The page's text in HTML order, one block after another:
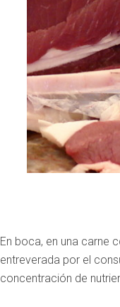
En boca, en una carne
entreverada por el
concentración de